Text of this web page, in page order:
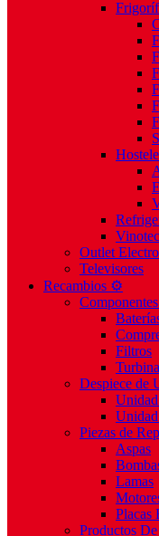
Outlet
Televisores
Recambios ⚙️
Filtros
Despiece de
Piezas de
Aspas
Lamas
Placas
Productos